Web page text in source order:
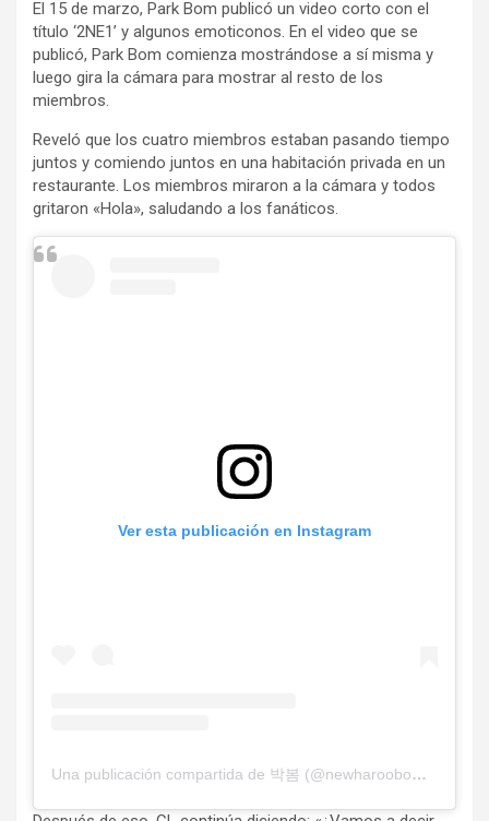
El 15 de marzo, Park Bom publicó un video corto con el
título ‘2NE1’ y algunos emoticonos. En el video que se
publicó, Park Bom comienza mostrándose a sí misma y
luego gira la cámara para mostrar al resto de los
miembros.
Reveló que los cuatro miembros estaban pasando tiempo
juntos y comiendo juntos en una habitación privada en un
restaurante. Los miembros miraron a la cámara y todos
gritaron «Hola», saludando a los fanáticos.
Ver esta publicación en Instagram
Una publicación compartida de 박봄 (@newharoobompark)